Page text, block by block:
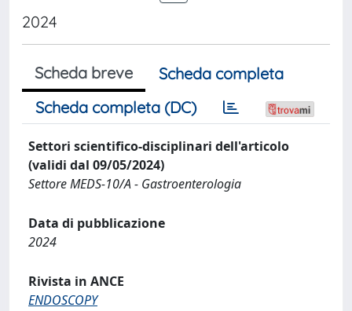
2024
Scheda breve
Scheda completa
Scheda completa (DC)
Settori scientifico-disciplinari dell'articolo
(validi dal 09/05/2024)
Settore MEDS-10/A - Gastroenterologia
Data di pubblicazione
2024
Rivista in ANCE
ENDOSCOPY